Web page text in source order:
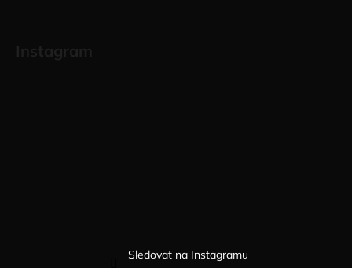
Sledovat na Instagramu